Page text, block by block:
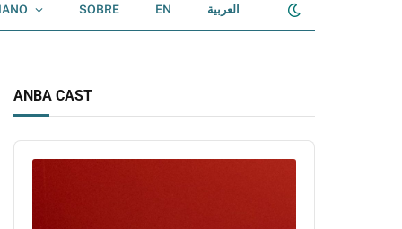
SOBRE EN العربية
ANBA CAST
Audio
Player